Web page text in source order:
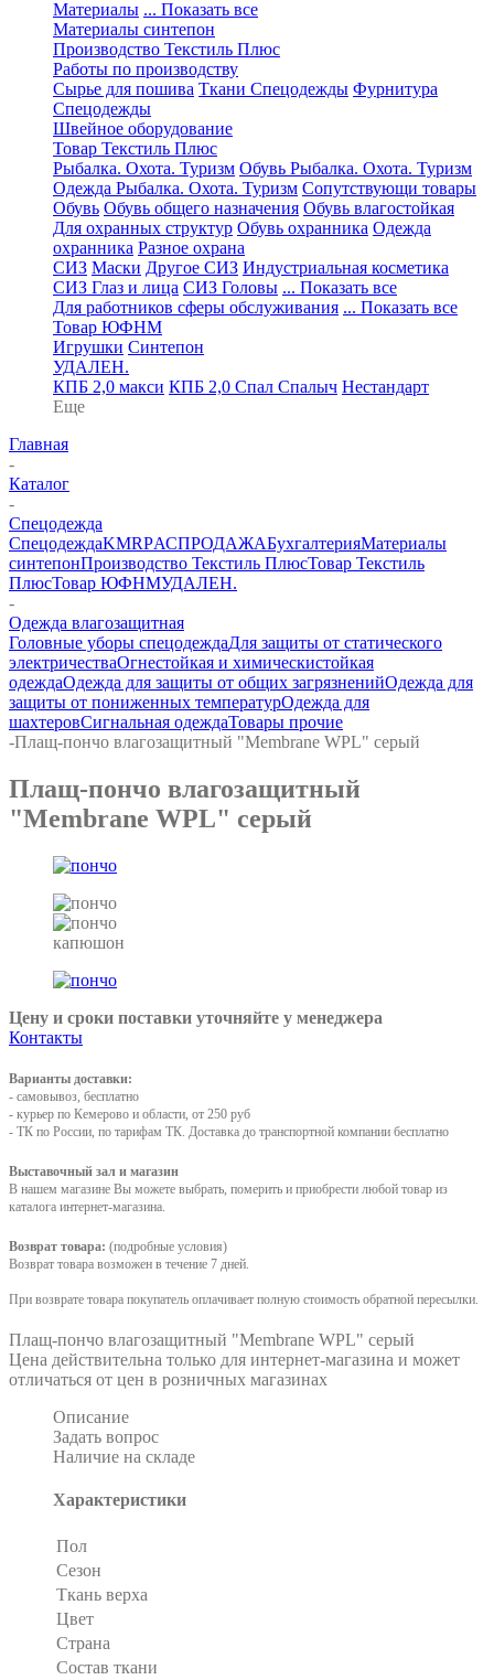
Материалы ... Показать все
Материалы синтепон
Производство Текстиль Плюс
Работы по производству
Сырье для пошива Ткани Спецодежды Фурнитура
Спецодежды
Швейное оборудование
Товар Текстиль Плюс
Рыбалка. Охота. Туризм Обувь Рыбалка. Охота. Туризм
Одежда Рыбалка. Охота. Туризм Сопутствующи товары
Обувь Обувь общего назначения Обувь влагостойкая
Для охранных структур Обувь охранника Одежда
охранника Разное охрана
СИЗ Маски Другое СИЗ Индустриальная косметика
СИЗ Глаз и лица СИЗ Головы ... Показать все
Для работников сферы обслуживания ... Показать все
Товар ЮФНМ
Игрушки Синтепон
УДАЛЕН.
КПБ 2,0 макси КПБ 2,0 Спал Спалыч Нестандарт
Еще
Главная
-
Каталог
-
Спецодежда
СпецодеждаKMRPАСПРОДАЖАБухгалтерияМатериалы
синтепонПроизводство Текстиль ПлюсТовар Текстиль
ПлюсТовар ЮФНМУДАЛЕН.
-
Одежда влагозащитная
Головные уборы спецодеждаДля защиты от статического
электричестваОгнестойкая и химическистойкая
одеждаОдежда для защиты от общих загрязненийОдежда для
защиты от пониженных температурОдежда для
шахтеровСигнальная одеждаТовары прочие
-Плащ-пончо влагозащитный "Membrane WPL" серый
Плащ-пончо влагозащитный
"Membrane WPL" серый
Цену и сроки поставки уточняйте у менеджера
Контакты
Варианты доставки:
- самовывоз, бесплатно
- курьер по Кемерово и области, от 250 руб
- ТК по России, по тарифам ТК. Доставка до транспортной компании бесплатно
Выставочный зал и магазин
В нашем магазине Вы можете выбрать, померить и приобрести любой товар из
каталога интернет-магазина.
Возврат товара: (подробные условия)
Возврат товара возможен в течение 7 дней.
При возврате товара покупатель оплачивает полную стоимость обратной пересылки.
Плащ-пончо влагозащитный "Membrane WPL" серый
Цена действительна только для интернет-магазина и может
отличаться от цен в розничных магазинах
Описание
Задать вопрос
Наличие на складе
Характеристики
Пол
Сезон
Ткань верха
Цвет
Страна
Состав ткани